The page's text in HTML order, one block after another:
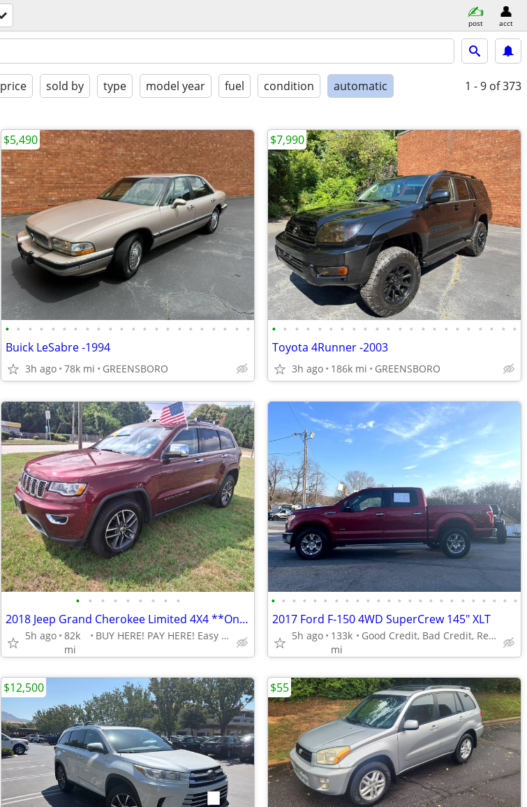
post acct
price sold by type model year fuel condition automatic 1 - 9 of 373
• • • • • • • • • • • • • • • • • • • • • •
Buick LeSabre -1994
3h ago 78k mi GREENSBORO
$5,490
• • • • • • • • • • • • • • • • • • • • • •
Toyota 4Runner -2003
3h ago 186k mi GREENSBORO
$7,990
• • • • • • • • •
2018 Jeep Grand Cherokee Limited 4X4 **Only 82K Miles!!**
5h ago 82k
mi
BUY HERE! PAY HERE! Easy Approval!!
• • • • • • • • • • • • • • • • • • • • • • • •
2017 Ford F-150 4WD SuperCrew 145" XLT
5h ago
133k
mi
Good Credit, Bad Credit, Repo's? No Problem!
$12,500 $55